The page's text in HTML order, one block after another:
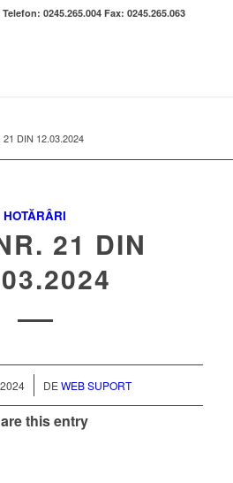
0245.265.004 Fax: 0245.265.063
21 DIN 12.03.2024
HOTĂRÂRI
21 DIN
DEWEB SUPORT
this entry